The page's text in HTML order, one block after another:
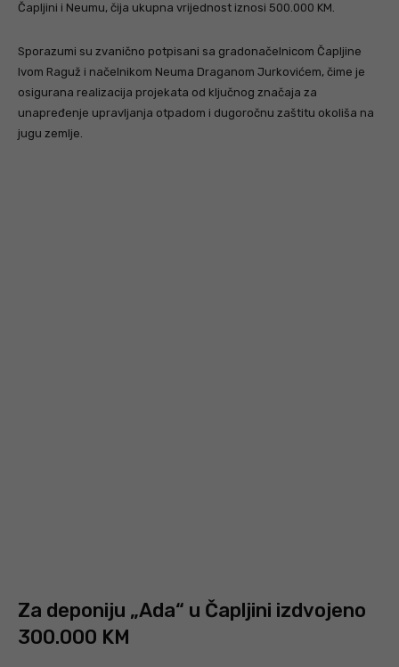
Čapljini i Neumu, čija ukupna vrijednost iznosi 500.000 KM.
Sporazumi su zvanično potpisani sa gradonačelnicom Čapljine
Ivom Raguž i načelnikom Neuma Draganom Jurkovićem, čime je
osigurana realizacija projekata od ključnog značaja za
unapređenje upravljanja otpadom i dugoročnu zaštitu okoliša na
jugu zemlje.
Za deponiju „Ada“ u Čapljini izdvojeno
300.000 KM